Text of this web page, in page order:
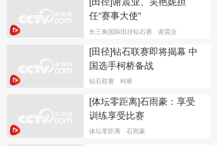
任“赛事大使”
长三角国际田径钻石赛 谢震业
[田径]钻石联赛即将揭幕 中
国选手柯桥备战
钻石联赛 柯桥
[体坛零距离]石雨豪：享受
训练享受比赛
体坛零距离 石雨豪